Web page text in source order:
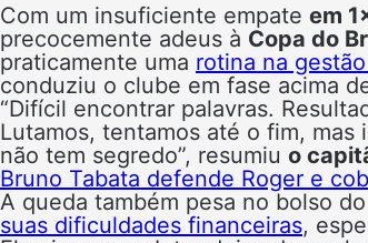
Com um insuficiente empate em
precocemente adeus à Copa do
praticamente uma rotina na
conduziu o clube em fase acima
“Difícil encontrar palavras.
Lutamos, tentamos até o fim,
não tem segredo”, resumiu o
Bruno Tabata defende Roger e
A queda também pesa no bolso
suas dificuldades financeiras,